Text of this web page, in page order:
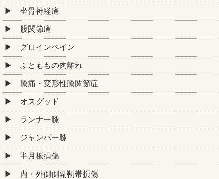
坐骨神経痛
股関節痛
グロインペイン
ふとももの肉離れ
膝痛・変形性膝関節症
オスグッド
ランナー膝
ジャンパー膝
半月板損傷
内・外側側副靭帯損傷